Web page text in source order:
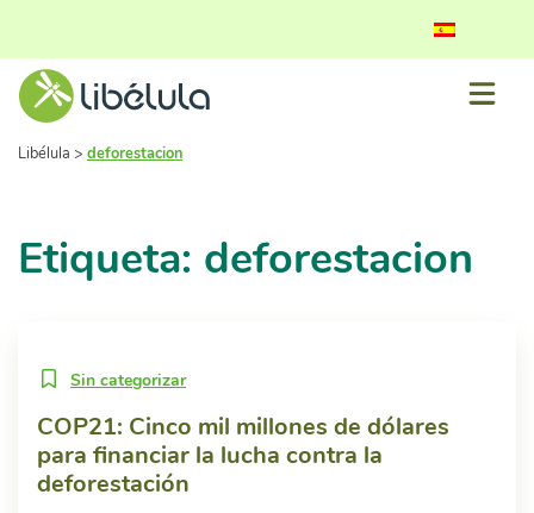
Libélula > deforestacion
Etiqueta: deforestacion
Sin categorizar
COP21: Cinco mil millones de dólares
para financiar la lucha contra la
deforestación